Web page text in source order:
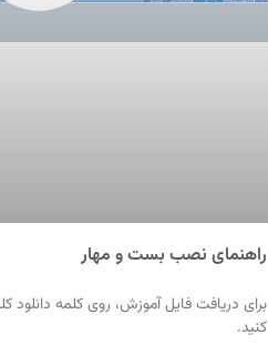
راهنمای نصب بست و مهار
برای دریافت فایل آموزش، روی کلمه دانلود
کنید.